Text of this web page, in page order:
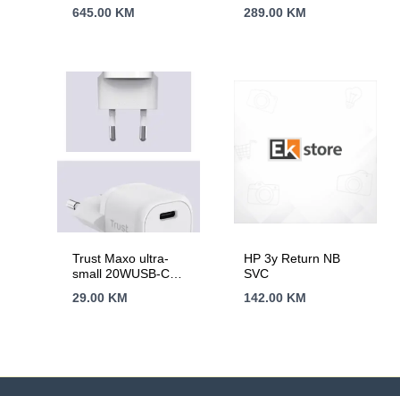
domet,Crni
645.00 KM
keramicki premaz,
289.00 KM
Trust Maxo ultra-
small 20WUSB-C
itablete, bijeli
29.00 KM
HP 3y Return NB
SVC
142.00 KM